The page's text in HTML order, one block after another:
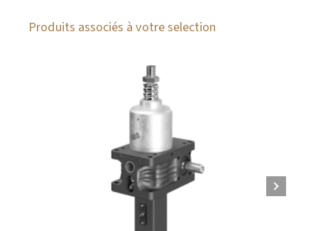
Produits associés à votre selection